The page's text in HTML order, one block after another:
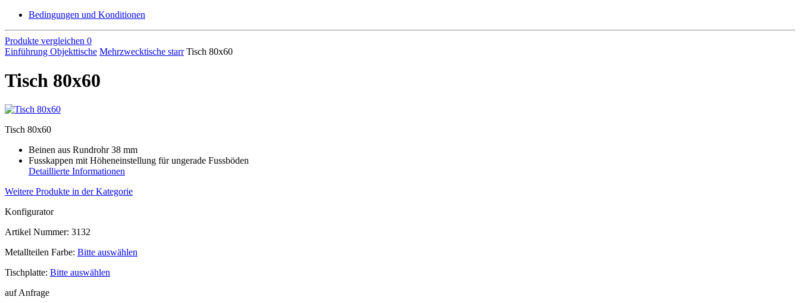
Bedingungen und Konditionen
Produkte vergleichen 0
Einführung Objekttische Mehrzwecktische starr Tisch 80x60
Tisch 80x60
Tisch 80x60
Beinen aus Rundrohr 38 mm
Fusskappen mit Höheneinstellung für ungerade Fussböden
Detaillierte Informationen
Weitere Produkte in der Kategorie
Konfigurator
Artikel Nummer: 3132
Metallteilen Farbe: Bitte auswählen
Tischplatte: Bitte auswählen
auf Anfrage